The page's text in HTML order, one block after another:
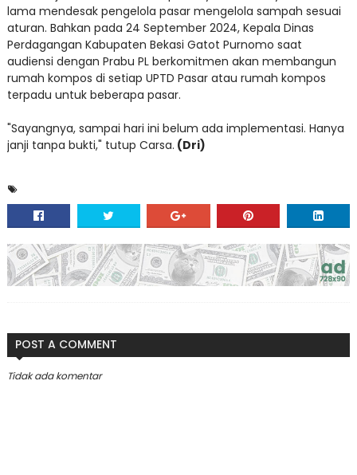
lama mendesak pengelola pasar mengelola sampah sesuai
aturan. Bahkan pada 24 September 2024, Kepala Dinas
Perdagangan Kabupaten Bekasi Gatot Purnomo saat
audiensi dengan Prabu PL berkomitmen akan membangun
rumah kompos di setiap UPTD Pasar atau rumah kompos
terpadu untuk beberapa pasar.
"Sayangnya, sampai hari ini belum ada implementasi. Hanya
janji tanpa bukti," tutup Carsa. (Dri)
POST A COMMENT
Tidak ada komentar